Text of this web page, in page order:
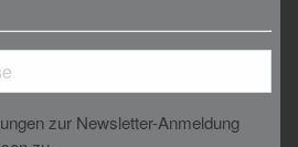
zur Newsletter-Anmeldung